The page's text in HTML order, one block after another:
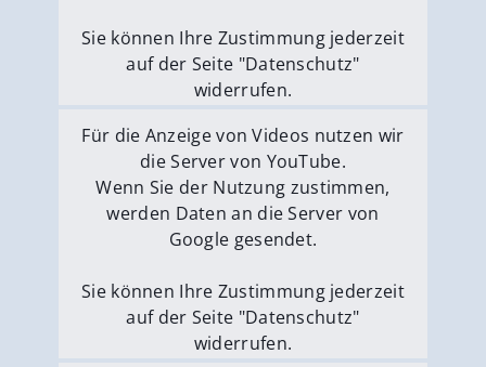
Sie können Ihre Zustimmung jederzeit
auf der Seite "Datenschutz"
widerrufen.
Externe Medien erlauben
Für die Anzeige von Videos nutzen wir
die Server von YouTube.
Wenn Sie der Nutzung zustimmen,
werden Daten an die Server von
Google gesendet.
Sie können Ihre Zustimmung jederzeit
auf der Seite "Datenschutz"
widerrufen.